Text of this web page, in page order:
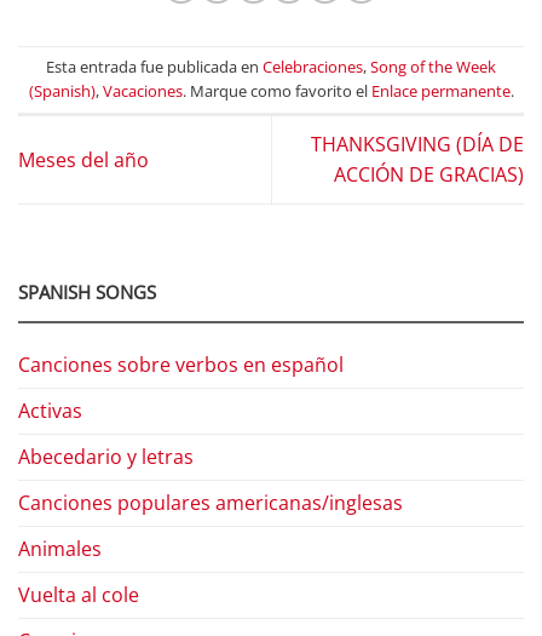
Esta entrada fue publicada en Celebraciones,Song of the Week
(Spanish),Vacaciones. Marque como favorito el Enlace permanente.
Meses del año
THANKSGIVING (DÍA DE
ACCIÓN DE GRACIAS)
SPANISH SONGS
Canciones sobre verbos en español
Activas
Abecedario y letras
Canciones populares americanas/inglesas
Animales
Vuelta al cole